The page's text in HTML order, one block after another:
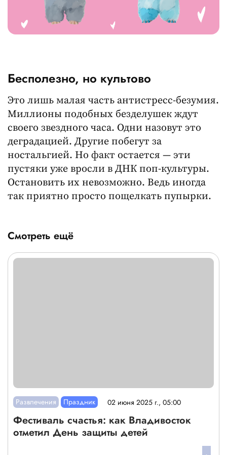
Бесполезно, но культово
Это лишь малая часть антистресс-безумия.
Миллионы подобных безделушек ждут
своего звездного часа. Одни назовут это
деградацией. Другие побегут за
ностальгией. Но факт остается — эти
пустяки уже вросли в ДНК поп-культуры.
Остановить их невозможно. Ведь иногда
так приятно просто пощелкать пупырки.
Смотреть ещё
Развлечения Праздник 02 июня 2025 г., 05:00
Фестиваль счастья: как Владивосток
отметил День защиты детей